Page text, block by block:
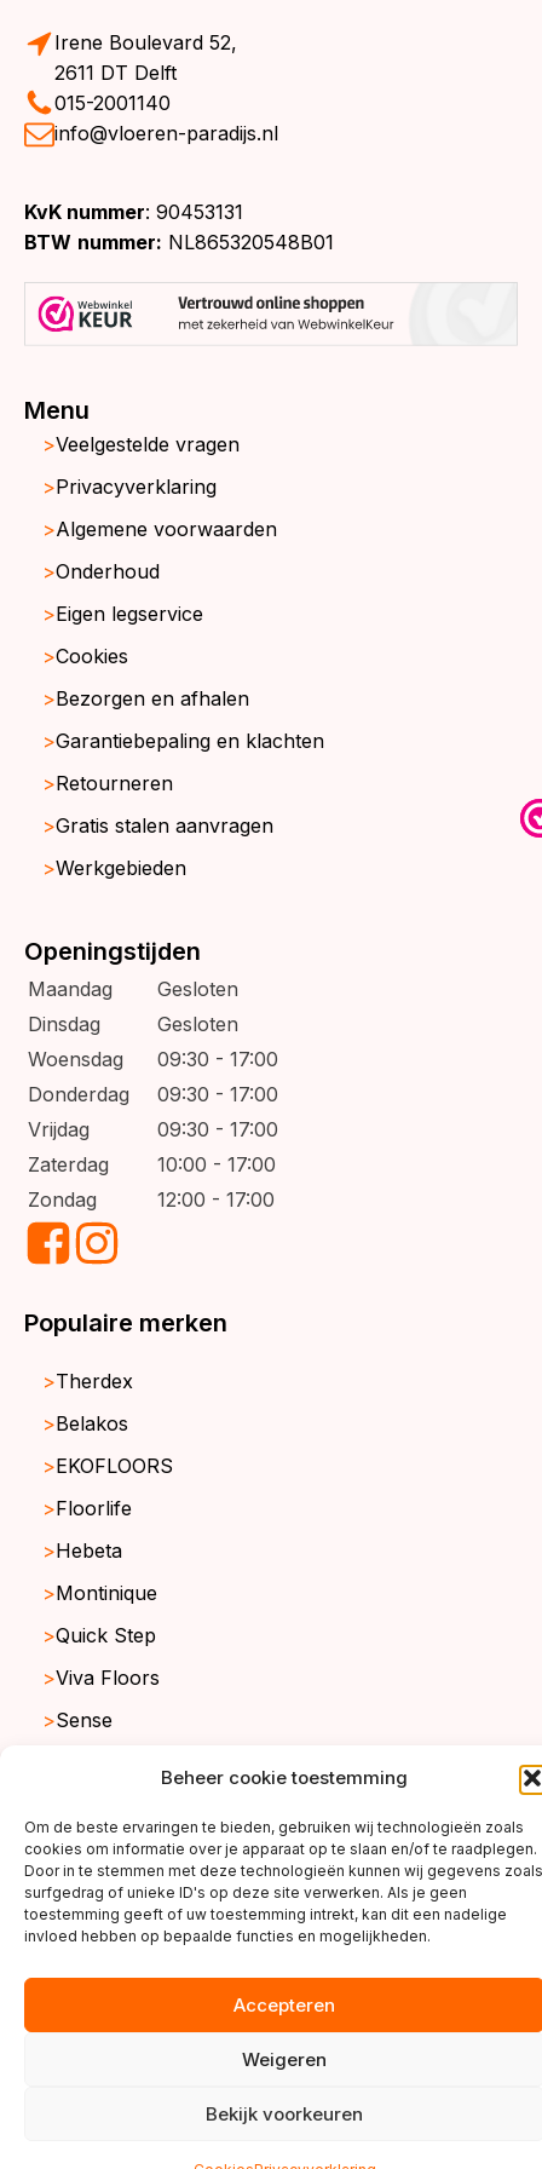
Beheer cookie toestemming
Om de beste ervaringen te bieden, gebruiken wij technologieën zoals
cookies om informatie over je apparaat op te slaan en/of te raadplegen.
Door in te stemmen met deze technologieën kunnen wij gegevens zoals
surfgedrag of unieke ID's op deze site verwerken. Als je geen
toestemming geeft of uw toestemming intrekt, kan dit een nadelige
invloed hebben op bepaalde functies en mogelijkheden.
Accepteren
Weigeren
Bekijk voorkeuren
Irene Boulevard 52,
2611 DT Delft
015-2001140
info@vloeren-paradijs.nl
KvK nummer: 90453131
BTW nummer: NL865320548B01
Menu
Veelgestelde vragen
Privacyverklaring
Algemene voorwaarden
Onderhoud
Eigen legservice
Cookies
Bezorgen en afhalen
Garantiebepaling en klachten
Retourneren
Gratis stalen aanvragen
Werkgebieden
Openingstijden
Maandag
Gesloten
Dinsdag
Gesloten
Woensdag
09:30 - 17:00
Donderdag
09:30 - 17:00
Vrijdag
09:30 - 17:00
Zaterdag
10:00 - 17:00
Zondag
12:00 - 17:00
Populaire merken
Therdex
Belakos
EKOFLOORS
Floorlife
Hebeta
Montinique
Quick Step
Viva Floors
Sense
copyright ©2026